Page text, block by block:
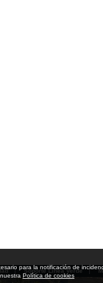
para la notificación de
Política de cookies
| Soporte Línea Verde |